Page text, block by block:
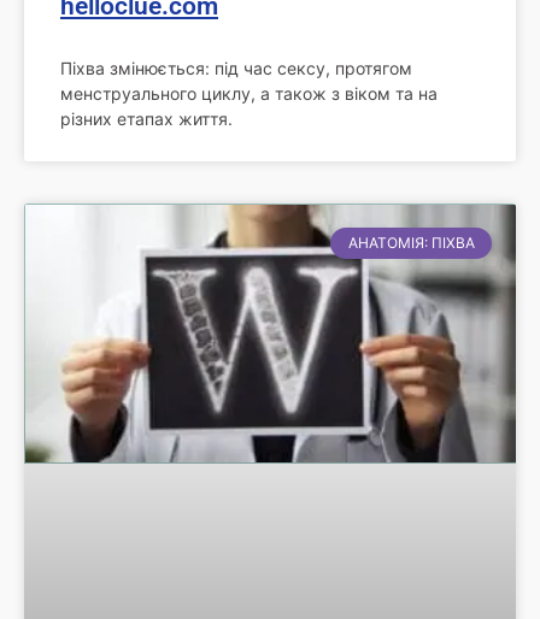
helloclue.com
Піхва змінюється: під час сексу, протягом
менструального циклу, а також з віком та на
різних етапах життя.
АНАТОМІЯ: ПІХВА